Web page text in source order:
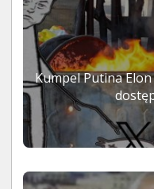
Kumpel Putina